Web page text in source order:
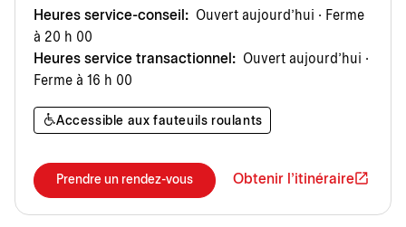
Heures service-conseil: Ouvert aujourd’hui · Ferme
à 20 h 00
Heures service transactionnel: Ouvert aujourd’hui ·
Ferme à 16 h 00
Accessible aux fauteuils roulants
Prendre un rendez-vous Obtenir l'itinéraire